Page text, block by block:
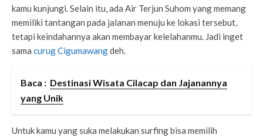
kamu kunjungi. Selain itu, ada Air Terjun Suhom yang memang
memiliki tantangan pada jalanan menuju ke lokasi tersebut,
tetapi keindahannya akan membayar kelelahanmu. Jadi inget
sama curug Cigumawangdeh.
Baca : Destinasi Wisata Cilacap dan Jajanannya
yang Unik
Untuk kamu yang suka melakukan surfing bisa memilih